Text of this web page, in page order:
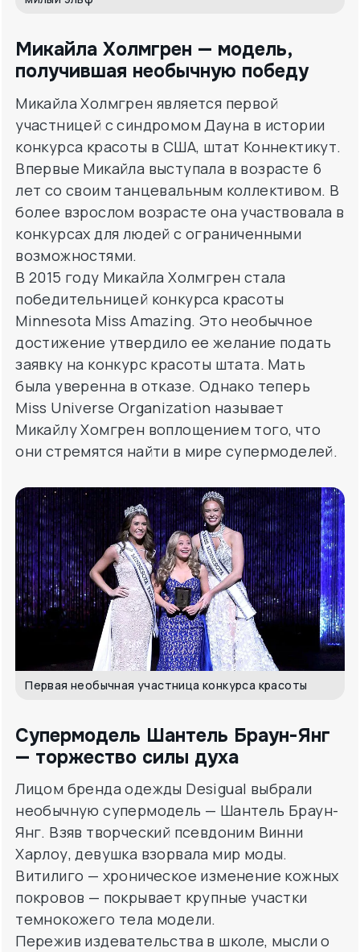
Микайла Холмгрен — модель,
получившая необычную победу
Микайла Холмгрен является первой
участницей с синдромом Дауна в истории
конкурса красоты в США, штат Коннектикут.
Впервые Микайла выступала в возрасте 6
лет со своим танцевальным коллективом. В
более взрослом возрасте она участвовала в
конкурсах для людей с ограниченными
возможностями.
В 2015 году Микайла Холмгрен стала
победительницей конкурса красоты
Minnesota Miss Amazing. Это необычное
достижение утвердило ее желание подать
заявку на конкурс красоты штата. Мать
была уверенна в отказе. Однако теперь
Miss Universe Organization называет
Микайлу Хомгрен воплощением того, что
они стремятся найти в мире супермоделей.
Первая необычная участница конкурса красоты
Супермодель Шантель Браун-Янг
— торжество силы духа
Лицом бренда одежды Desigual выбрали
необычную супермодель — Шантель Браун-
Янг. Взяв творческий псевдоним Винни
Харлоу, девушка взорвала мир моды.
Витилиго — хроническое изменение кожных
покровов — покрывает крупные участки
темнокожего тела модели.
Пережив издевательства в школе, мысли о